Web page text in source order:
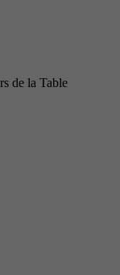
de la Table